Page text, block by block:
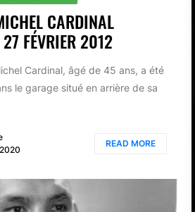
CARDINAL
FÉVRIER 2012
Cardinal, âgé de 45 ans, a été
le garage situé en arrière de sa
READ MORE